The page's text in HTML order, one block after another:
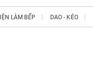
LÀM BẾP DAO - KÉO